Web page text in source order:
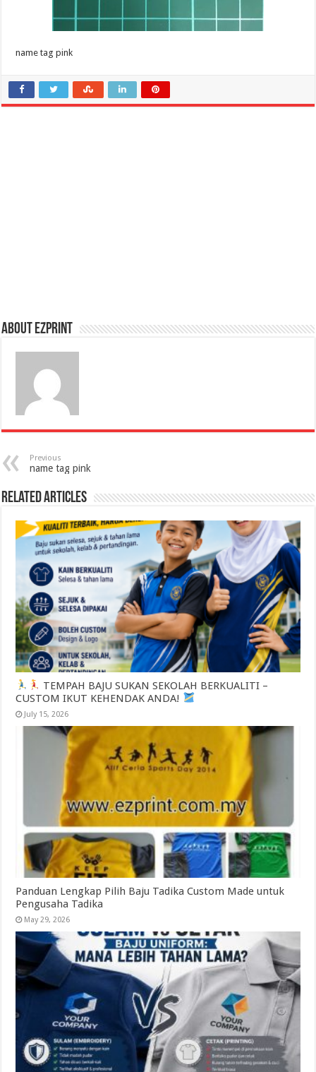
name tag pink
About Ezprint
Previous
name tag pink
Related Articles
TEMPAH BAJU SUKAN SEKOLAH BERKUALITI –
CUSTOM IKUT KEHENDAK ANDA!
July 15, 2026
Panduan Lengkap Pilih Baju Tadika Custom Made untuk
Pengusaha Tadika
May 29, 2026